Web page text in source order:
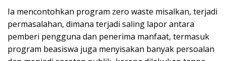
Ia mencontohkan program zero waste misalkan, terjadi
permasalahan, dimana terjadi saling lapor antara
pemberi pengguna dan penerima manfaat, termasuk
program beasiswa juga menyisakan banyak persoalan